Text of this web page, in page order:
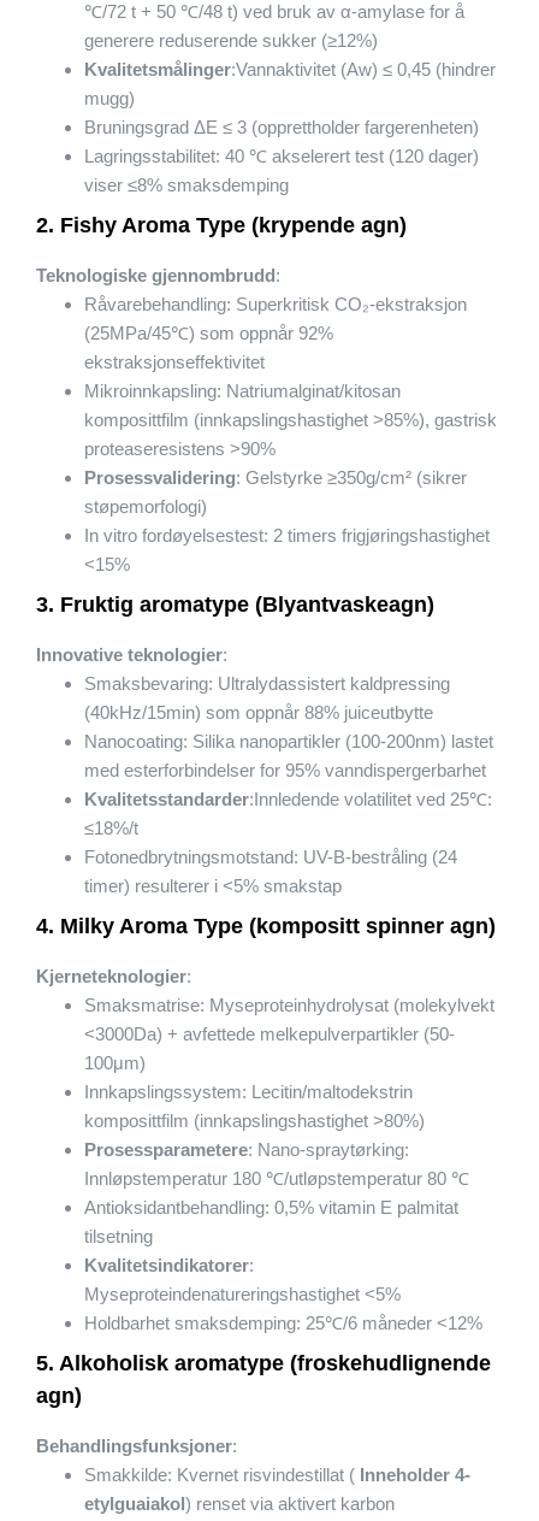
℃/72 t + 50 ℃/48 t) ved bruk av α-amylase for å
generere reduserende sukker (≥12%)
Kvalitetsmålinger:Vannaktivitet (Aw) ≤ 0,45 (hindrer
mugg)
Bruningsgrad ΔE ≤ 3 (opprettholder fargerenheten)
Lagringsstabilitet: 40 ℃ akselerert test (120 dager)
viser ≤8% smaksdemping
2. Fishy Aroma Type (krypende agn)
Teknologiske gjennombrudd:
Råvarebehandling: Superkritisk CO₂-ekstraksjon
(25MPa/45℃) som oppnår 92%
ekstraksjonseffektivitet
Mikroinnkapsling: Natriumalginat/kitosan
komposittfilm (innkapslingshastighet >85%), gastrisk
proteaseresistens >90%
Prosessvalidering: Gelstyrke ≥350g/cm² (sikrer
støpemorfologi)
In vitro fordøyelsestest: 2 timers frigjøringshastighet
<15%
3. Fruktig aromatype (Blyantvaskeagn)
Innovative teknologier:
Smaksbevaring: Ultralydassistert kaldpressing
(40kHz/15min) som oppnår 88% juiceutbytte
Nanocoating: Silika nanopartikler (100-200nm) lastet
med esterforbindelser for 95% vanndispergerbarhet
Kvalitetsstandarder:Innledende volatilitet ved 25℃:
≤18%/t
Fotonedbrytningsmotstand: UV-B-bestråling (24
timer) resulterer i <5% smakstap
4. Milky Aroma Type (kompositt spinner agn)
Kjerneteknologier:
Smaksmatrise: Myseproteinhydrolysat (molekylvekt
<3000Da) + avfettede melkepulverpartikler (50-
100μm)
Innkapslingssystem: Lecitin/maltodekstrin
komposittfilm (innkapslingshastighet >80%)
Prosessparametere: Nano-spraytørking:
Innløpstemperatur 180 ℃/utløpstemperatur 80 ℃
Antioksidantbehandling: 0,5% vitamin E palmitat
tilsetning
Kvalitetsindikatorer:
Myseproteindenatureringshastighet <5%
Holdbarhet smaksdemping: 25℃/6 måneder <12%
5. Alkoholisk aromatype (froskehudlignende
agn)
Behandlingsfunksjoner:
Smakkilde: Kvernet risvindestillat ( Inneholder 4-
etylguaiakol) renset via aktivert karbon